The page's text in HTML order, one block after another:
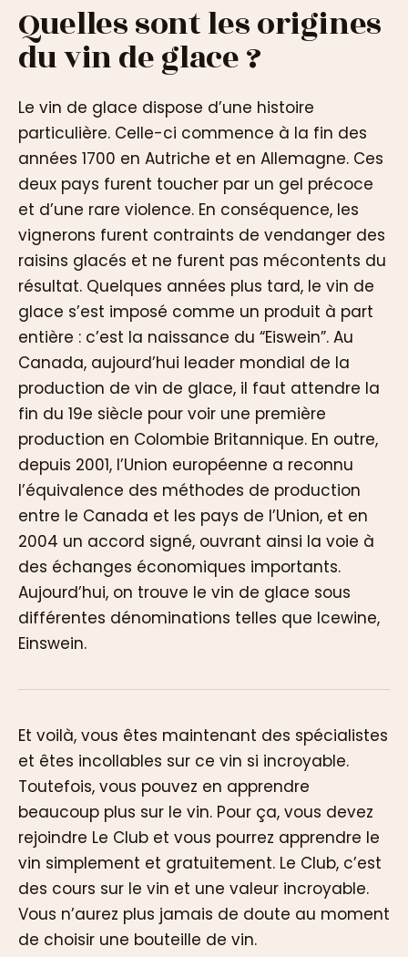
Quelles sont les origines
du vin de glace ?
Le vin de glace dispose d’une histoire
particulière. Celle-ci commence à la fin des
années 1700 en Autriche et en Allemagne. Ces
deux pays furent toucher par un gel précoce
et d’une rare violence. En conséquence, les
vignerons furent contraints de vendanger des
raisins glacés et ne furent pas mécontents du
résultat. Quelques années plus tard, le vin de
glace s’est imposé comme un produit à part
entière : c’est la naissance du “Eiswein”. Au
Canada, aujourd’hui leader mondial de la
production de vin de glace, il faut attendre la
fin du 19e siècle pour voir une première
production en Colombie Britannique. En outre,
depuis 2001, l’Union européenne a reconnu
l’équivalence des méthodes de production
entre le Canada et les pays de l’Union, et en
2004 un accord signé, ouvrant ainsi la voie à
des échanges économiques importants.
Aujourd’hui, on trouve le vin de glace sous
différentes dénominations telles que Icewine,
Einswein.
Et voilà, vous êtes maintenant des spécialistes
et êtes incollables sur ce vin si incroyable.
Toutefois, vous pouvez en apprendre
beaucoup plus sur le vin. Pour ça, vous devez
rejoindre Le Club et vous pourrez apprendre le
vin simplement et gratuitement. Le Club, c’est
des cours sur le vin et une valeur incroyable.
Vous n’aurez plus jamais de doute au moment
de choisir une bouteille de vin.